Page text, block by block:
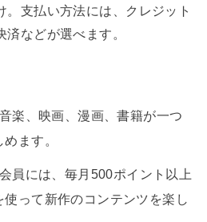
。支払い方法には、クレジット
などが選べます。
楽、映画、漫画、書籍が一つ
ます。
員には、毎月500ポイント以上
使って新作のコンテンツを楽し